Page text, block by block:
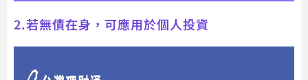
2.若無債在身，可應用於個人投資